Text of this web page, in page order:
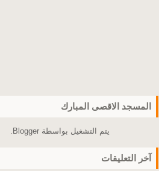
المسجد الاقصى المبارك
يتم التشغيل بواسطة Blogger
.
آخر التعليقات